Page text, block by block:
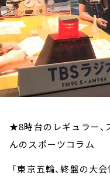
★8時台のレギュラー、
んのスポーツコラム
「東京五輪、終盤の大